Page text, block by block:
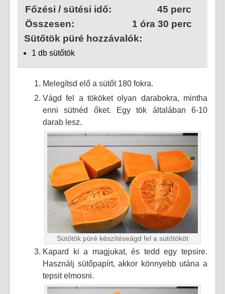
Főzési / sütési idő:
45 perc
Összesen:
1 óra 30 perc
Sütőtök püré hozzávalók:
1 db sütőtök
Melegítsd elő a sütőt 180 fokra.
Vágd fel a tököket olyan darabokra, mintha
enni sütnéd őket. Egy tök általában 6-10
darab lesz.
Sütőtök püré készítéseágd fel a sütőtököt
Kapard ki a magjukat, és tedd egy tepsire.
Használj sütőpapírt, akkor könnyebb utána a
tepsit elmosni.